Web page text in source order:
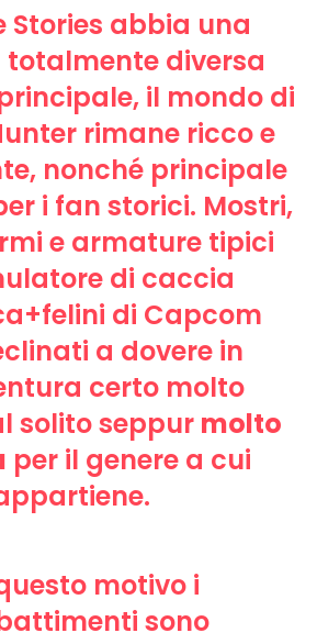
Stories abbia una
diversa
il mondo di
rimane ricco e
nonché principale
i fan storici. Mostri,
e armature tipici
di caccia
di Capcom
a dovere in
certo molto
solito seppur molto
per il genere a cui
motivo i
sono